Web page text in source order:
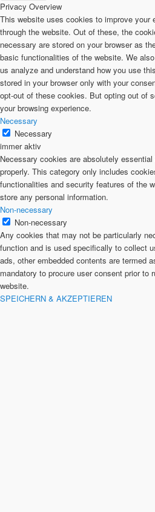
Privacy Overview
This website uses cookies to improve your
through the website. Out of these, the
necessary are stored on your browser as
basic functionalities of the website. We
us analyze and understand how you use
stored in your browser only with your
opt-out of these cookies. But opting out of
your browsing experience.
Necessary
Necessary
immer aktiv
Necessary cookies are absolutely
properly. This category only includes
functionalities and security features of the
store any personal information.
Non-necessary
Non-necessary
Any cookies that may not be particularly
function and is used specifically to collect
ads, other embedded contents are termed
mandatory to procure user consent prior to
website.
SPEICHERN & AKZEPTIEREN